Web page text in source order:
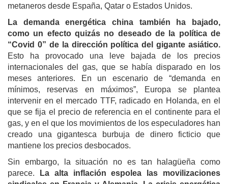
metaneros desde España, Qatar o Estados Unidos.
La demanda energética china también ha bajado,
como un efecto quizás no deseado de la política de
“Covid 0” de la dirección política del gigante asiático.
Esto ha provocado una leve bajada de los precios
internacionales del gas, que se había disparado en los
meses anteriores. En un escenario de “demanda en
mínimos, reservas en máximos”, Europa se plantea
intervenir en el mercado TTF, radicado en Holanda, en el
que se fija el precio de referencia en el continente para el
gas, y en el que los movimientos de los especuladores han
creado una gigantesca burbuja de dinero ficticio que
mantiene los precios desbocados.
Sin embargo, la situación no es tan halagüeña como
parece.
La alta inflación espolea las movilizaciones